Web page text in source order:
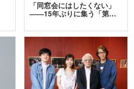
「同窓会にはしたくない」
――15年ぶりに集う「第…